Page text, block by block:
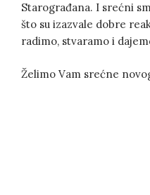
Starograđana. I srećni
što su izazvale dobre
radimo, stvaramo i
Želimo Vam srećne